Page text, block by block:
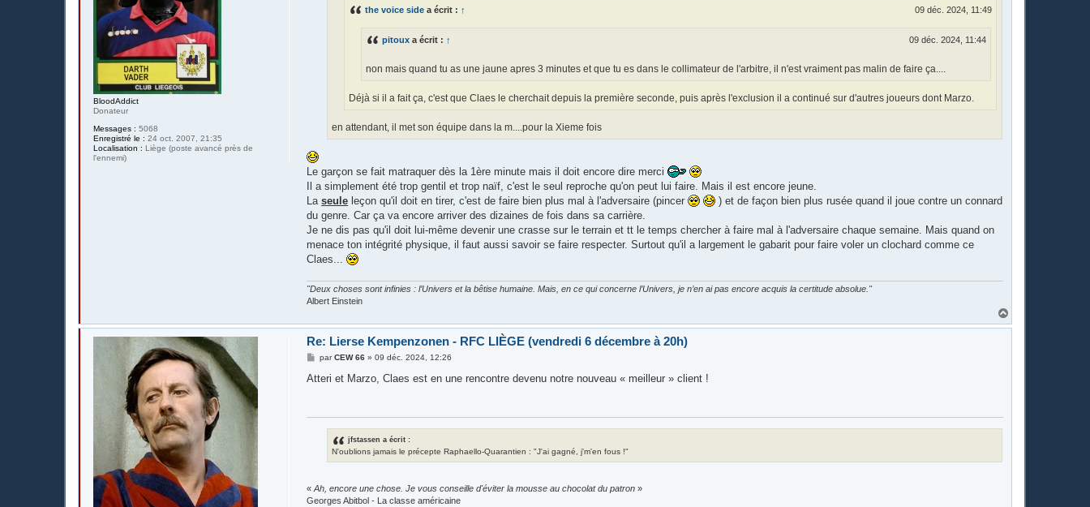
BloodAddict
Donateur
Messages : 5068
Enregistré le : 24 oct. 2007, 21:35
Localisation : Liège (poste avancé près de
l'ennemi)
the voice side a écrit : ↑ 09 déc. 2024, 11:49
pitoux a écrit : ↑ 09 déc. 2024, 11:44
non mais quand tu as une jaune apres 3 minutes et que tu es dans le collimateur de l'arbitre, il n'est vraiment pas malin de faire ça....
Déjà si il a fait ça, c'est que Claes le cherchait depuis la première seconde, puis après l'exclusion il a continué sur d'autres joueurs dont Marzo.
en attendant, il met son équipe dans la m....pour la Xieme fois
Le garçon se fait matraquer dès la 1ère minute mais il doit encore dire merci
Il a simplement été trop gentil et trop naïf, c'est le seul reproche qu'on peut lui faire. Mais il est encore jeune.
Laseule leçon qu'il doit en tirer, c'est de faire bien plus mal à l'adversaire (pincer
) et de façon bien plus rusée quand il joue contre un connard
du genre. Car ça va encore arriver des dizaines de fois dans sa carrière.
Je ne dis pas qu'il doit lui-même devenir une crasse sur le terrain et tt le temps chercher à faire mal à l'adversaire chaque semaine. Mais quand on
menace ton intégrité physique, il faut aussi savoir se faire respecter. Surtout qu'il a largement le gabarit pour faire voler un clochard comme ce
Claes...
"Deux choses sont infinies : l’Univers et la bêtise humaine. Mais, en ce qui concerne l’Univers, je n’en ai pas encore acquis la certitude absolue."
Albert Einstein
a
Re: Lierse Kempenzonen - RFC LIÈGE (vendredi 6 décembre à 20h)
M
s
parCEW 66 »09 déc. 2024, 12:26
Atteri et Marzo, Claes est en une rencontre devenu notre nouveau « meilleur » client !
jfstassen a écrit :
N'oublions jamais le précepte Raphaello-Quarantien : "J'ai gagné, j'm'en fous !"
«Ah, encore une chose. Je vous conseille d'éviter la mousse au chocolat du patron »
Georges Abitbol - La classe américaine